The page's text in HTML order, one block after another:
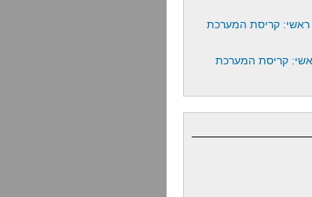
ראשי: קריסת המערכת
קריסת המערכת